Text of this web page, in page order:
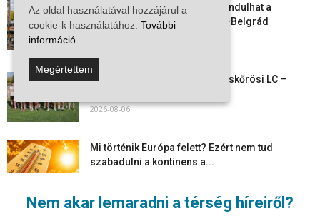
Nem akar lemaradni a térség híreiről?
Vitézy Dávid: már ősszel újraindulhat a
személyszállítás a Budapest–Belgrád
Megkezdte a felkészülést a Kiskőrösi LC –
2026-08-06
Mi történik Európa felett? Ezért nem tud
szabadulni a kontinens a...
Az oldal használatával hozzájárul a
cookie-k használatához. További
információ
Megértettem